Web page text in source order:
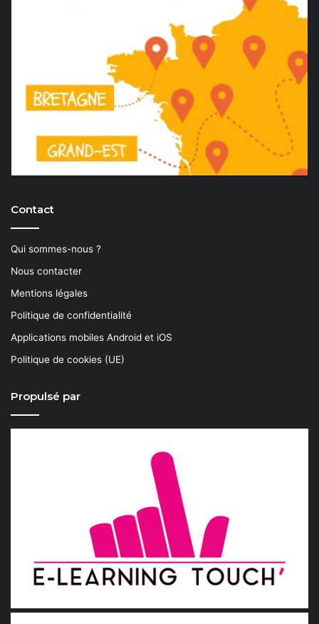
Contact
Qui sommes-nous ?
Nous contacter
Mentions légales
Politique de confidentialité
Applications mobiles Android et iOS
Politique de cookies (UE)
Propulsé par